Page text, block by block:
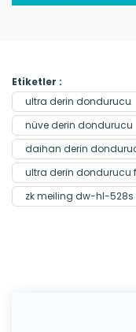
Etiketler :
ultra derin dondurucu
nüve derin dondurucu
daihan derin
ultra derin dondurucu
zk meiling dw-hl-